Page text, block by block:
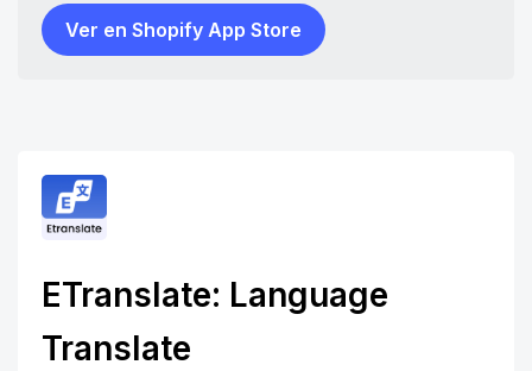
Ver en Shopify App Store
ETranslate: Language
Translate